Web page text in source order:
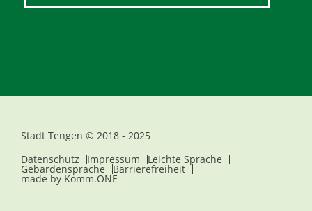
Stadt Tengen © 2018 - 2025
Datenschutz
Impressum Leichte Sprache
Gebärdensprache Barrierefreiheit
made by Komm.ONE